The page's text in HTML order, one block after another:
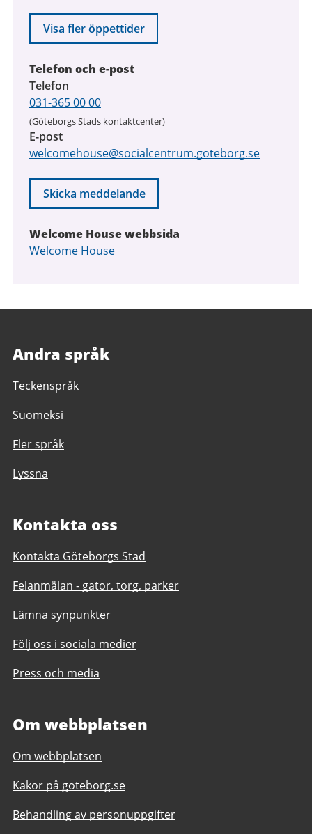
Visa fler öppettider
Telefon och e-post
Telefon
031-365 00 00
(Göteborgs Stads kontaktcenter)
E-post
welcomehouse@socialcentrum.goteborg.se
Skicka meddelande
Welcome House webbsida
Welcome House
Andra språk
Teckenspråk
Suomeksi
Fler språk
Lyssna
Kontakta oss
Kontakta Göteborgs Stad
Felanmälan - gator, torg, parker
Lämna synpunkter
Följ oss i sociala medier
Press och media
Om webbplatsen
Om webbplatsen
Kakor på goteborg.se
Behandling av personuppgifter